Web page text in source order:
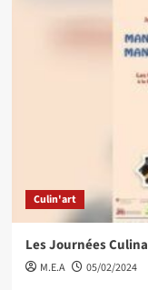
Culin'art
Les Journées
M.E.A 05/02/2024